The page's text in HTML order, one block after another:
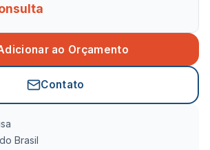
ao Orçamento
Contato
Brasil